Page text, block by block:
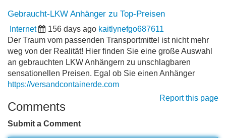
Gebraucht-LKW Anhänger zu Top-Preisen
Internet 156 days ago kaitlynefgo687611
Der Traum vom passenden Transportmittel ist nicht mehr
weg von der Realität! Hier finden Sie eine große Auswahl
an gebrauchten LKW Anhängern zu unschlagbaren
sensationellen Preisen. Egal ob Sie einen Anhänger
https://versandcontainerde.com
Report this page
Comments
Submit a Comment